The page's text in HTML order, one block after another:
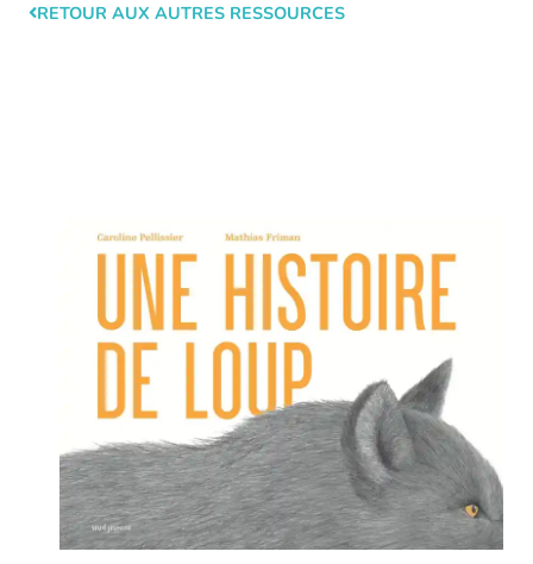
RETOUR AUX AUTRES RESSOURCES